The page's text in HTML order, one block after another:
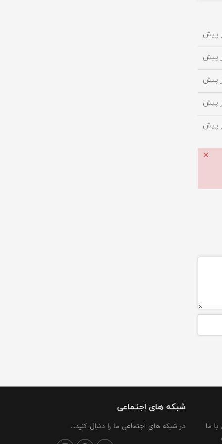
ما
شبکه های اجتماعی
در شبکه های اجتماعی ما را دنبال کنید...